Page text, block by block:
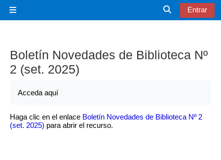
Selector de
Entrar
Boletín Novedades de Biblioteca Nº
2 (set. 2025)
Acceda aquí
Haga clic en el enlace Boletín Novedades de Biblioteca Nº 2
(set. 2025) para abrir el recurso.